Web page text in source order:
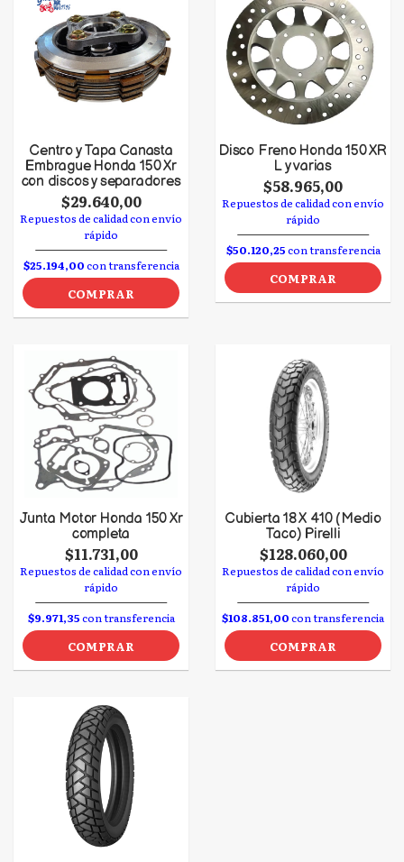
Centro y Tapa Canasta
Embrague Honda 150 Xr
con discos y separadores
$29.640,00
Repuestos de calidad con envío
rápido
$25.194,00con transferencia
COMPRAR
Disco Freno Honda 150 XR
L y varias
$58.965,00
Repuestos de calidad con envío
rápido
$50.120,25con transferencia
COMPRAR
Junta Motor Honda 150 Xr
completa
$11.731,00
Repuestos de calidad con envío
rápido
$9.971,35con transferencia
COMPRAR
Cubierta 18 X 410 (Medio
Taco) Pirelli
$128.060,00
Repuestos de calidad con envío
rápido
$108.851,00con transferencia
COMPRAR